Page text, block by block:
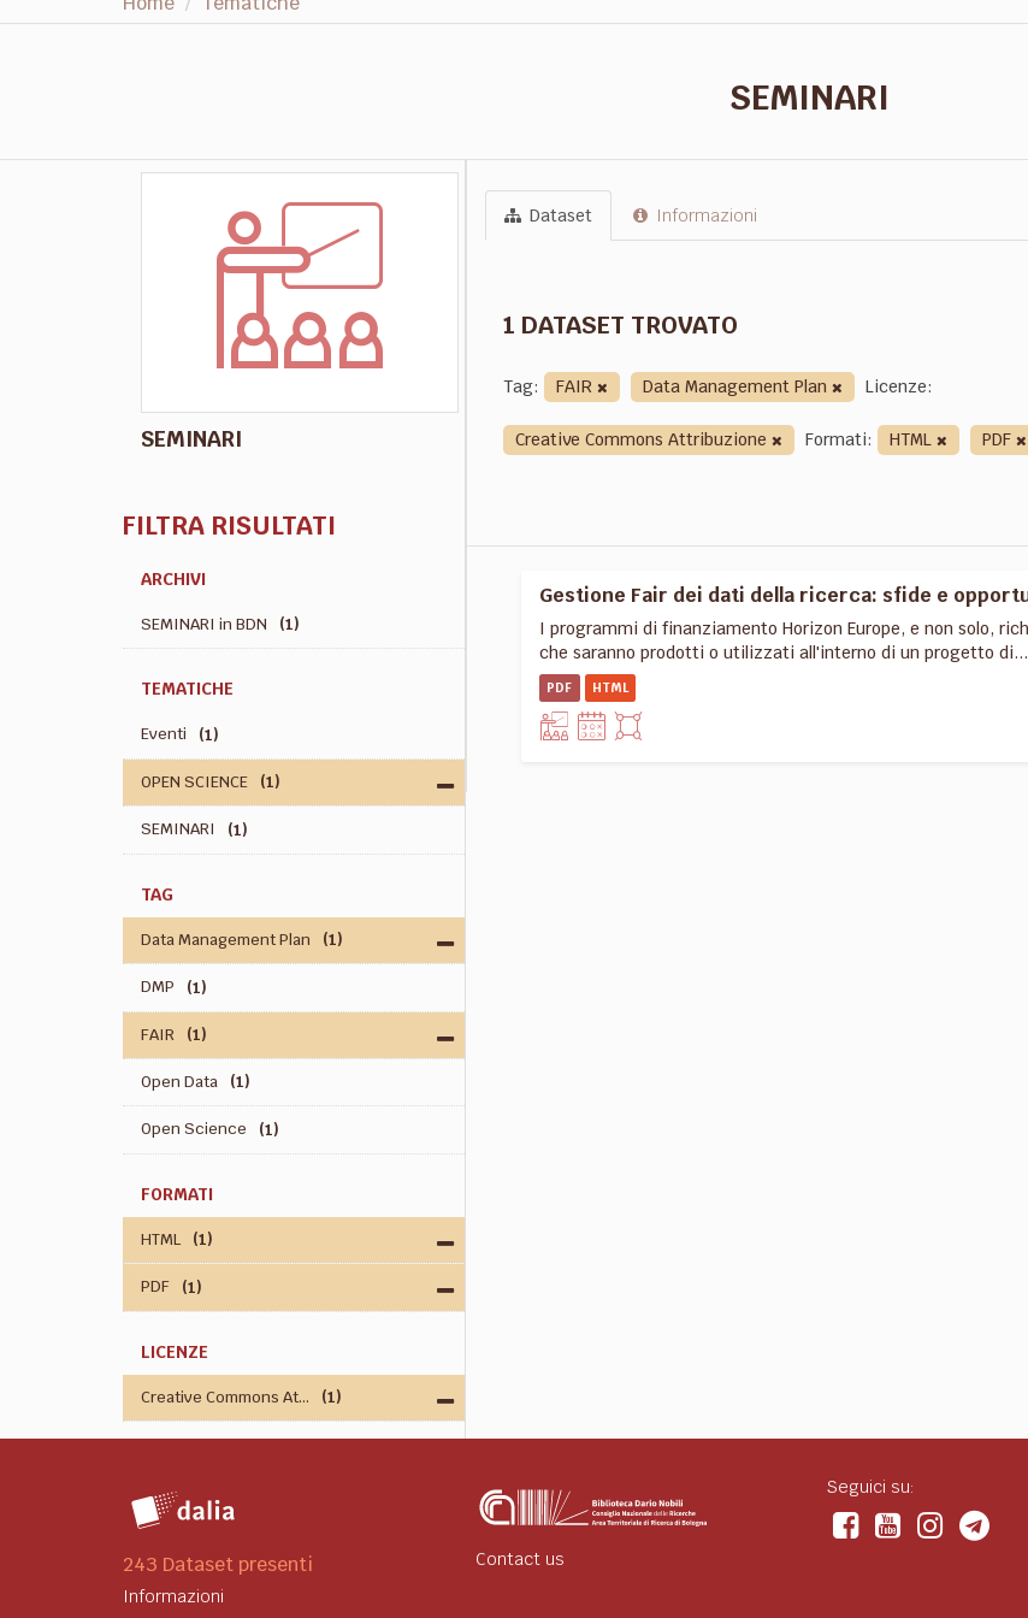
SEMINARI
SEMINARI
FILTRA RISULTATI
ARCHIVI
SEMINARI in BDN (1)
TEMATICHE
Eventi (1)
OPEN SCIENCE (1)
SEMINARI (1)
TAG
Data Management Plan (1)
DMP (1)
FAIR (1)
Open Data (1)
Open Science (1)
FORMATI
HTML (1)
PDF (1)
LICENZE
Creative Commons At... (1)
Dataset Informazioni
1 DATASET TROVATO
Tag: FAIR Data Management Plan
Licenze:
Creative Commons Attribuzione
Formati: HTML PDF
Gestione Fair dei dati della ricerca: sfide e
I programmi di finanziamento Horizon Europe, e non solo,
che saranno prodotti o utilizzati all'interno di un progetto di...
PDF HTML
243 Dataset presenti
Informazioni
Contact us
Seguici su: